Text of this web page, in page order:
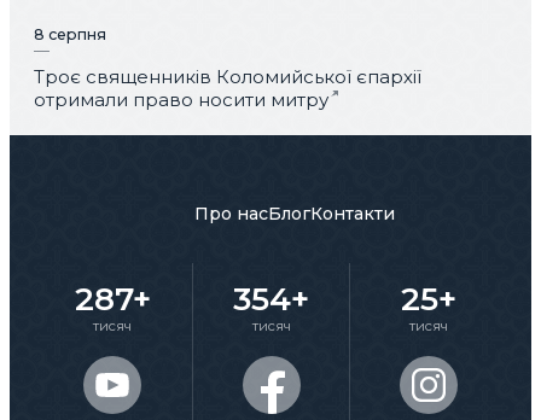
8 серпня
Троє священників Коломийської єпархії
отримали право носити митру
Про насБлогКонтакти
287+
тисяч
354+
тисяч
25+
тисяч